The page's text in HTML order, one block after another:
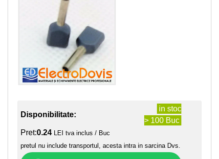
Disponibilitate:
in stoc
> 100 Buc
Pret:0.24 LEI tva inclus / Buc
pretul nu include transportul, acesta intra in sarcina Dvs.